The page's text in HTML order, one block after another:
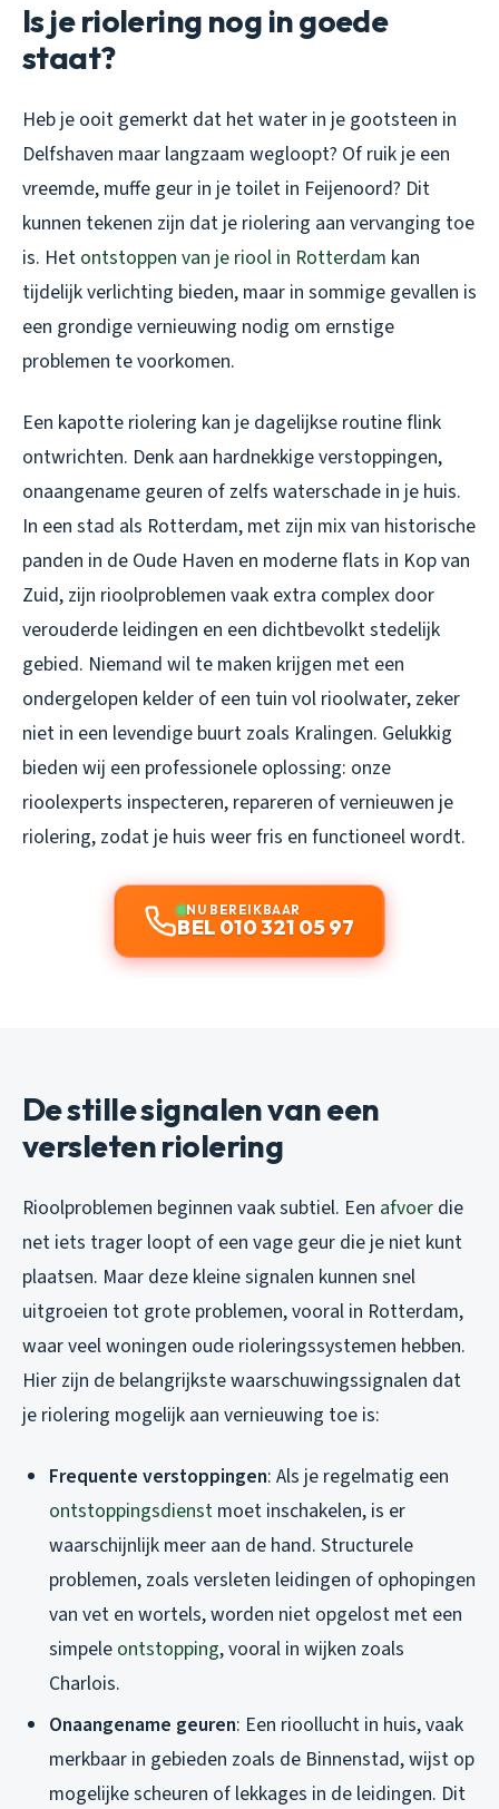
Is je riolering nog in goede
staat?
Heb je ooit gemerkt dat het water in je gootsteen in
Delfshaven maar langzaam wegloopt? Of ruik je een
vreemde, muffe geur in je toilet in Feijenoord? Dit
kunnen tekenen zijn dat je riolering aan vervanging toe
is. Het ontstoppen van je riool in Rotterdam kan
tijdelijk verlichting bieden, maar in sommige gevallen is
een grondige vernieuwing nodig om ernstige
problemen te voorkomen.
Een kapotte riolering kan je dagelijkse routine flink
ontwrichten. Denk aan hardnekkige verstoppingen,
onaangename geuren of zelfs waterschade in je huis.
In een stad als Rotterdam, met zijn mix van historische
panden in de Oude Haven en moderne flats in Kop van
Zuid, zijn rioolproblemen vaak extra complex door
verouderde leidingen en een dichtbevolkt stedelijk
gebied. Niemand wil te maken krijgen met een
ondergelopen kelder of een tuin vol rioolwater, zeker
niet in een levendige buurt zoals Kralingen. Gelukkig
bieden wij een professionele oplossing: onze
rioolexperts inspecteren, repareren of vernieuwen je
riolering, zodat je huis weer fris en functioneel wordt.
NU BEREIKBAAR
BEL 010 321 05 97
De stille signalen van een
versleten riolering
Rioolproblemen beginnen vaak subtiel. Een afvoer die
net iets trager loopt of een vage geur die je niet kunt
plaatsen. Maar deze kleine signalen kunnen snel
uitgroeien tot grote problemen, vooral in Rotterdam,
waar veel woningen oude rioleringssystemen hebben.
Hier zijn de belangrijkste waarschuwingssignalen dat
je riolering mogelijk aan vernieuwing toe is:
Frequente verstoppingen: Als je regelmatig een
ontstoppingsdienst moet inschakelen, is er
waarschijnlijk meer aan de hand. Structurele
problemen, zoals versleten leidingen of ophopingen
van vet en wortels, worden niet opgelost met een
simpele ontstopping, vooral in wijken zoals
Charlois.
Onaangename geuren: Een rioollucht in huis, vaak
merkbaar in gebieden zoals de Binnenstad, wijst op
mogelijke scheuren of lekkages in de leidingen. Dit